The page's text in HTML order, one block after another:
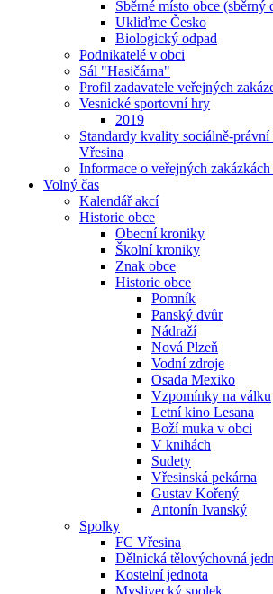
Sběrné místo obce (sběrný
Ukliďme Česko
Biologický odpad
Podnikatelé v obci
Sál "Hasičárna"
Profil zadavatele veřejných
Vesnické sportovní hry
2019
Standardy kvality sociálně-
Vřesina
Informace o veřejných
Volný čas
Kalendář akcí
Historie obce
Obecní kroniky
Školní kroniky
Znak obce
Historie obce
Pomník
Panský dvůr
Nádraží
Nová Plzeň
Vodní zdroje
Osada Mexiko
Vzpomínky na válku
Letní kino Lesana
Boží muka v obci
V knihách
Sudety
Vřesinská pekárna
Gustav Kořený
Antonín Ivanský
Spolky
FC Vřesina
Dělnická tělovýchovná
Kostelní jednota
Myslivecký spolek